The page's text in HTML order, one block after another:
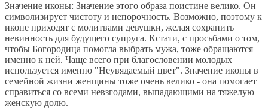
Значение иконы: Значение этого образа поистине велико. Он
символизирует чистоту и непорочность. Возможно, поэтому к
иконе приходят с молитвами девушки, желая сохранить
невинность для будущего супруга. Кстати, с просьбами о том,
чтобы Богородица помогла выбрать мужа, тоже обращаются
именно к ней. Чаще всего при благословении молодых
используется именно "Неувядаемый цвет". Значение иконы в
семейной жизни женщины тоже очень велико - она помогает
справиться со всеми невзгодами, выпадающими на тяжелую
женскую долю.